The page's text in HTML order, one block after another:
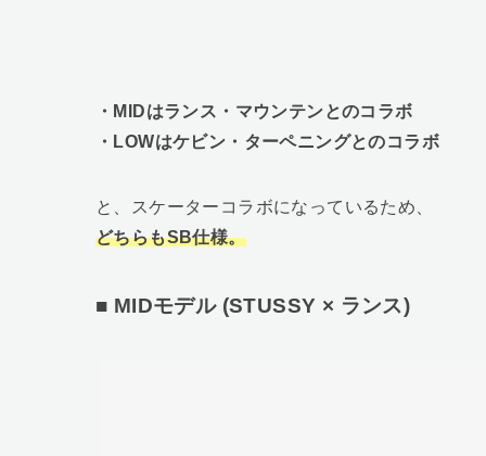
・MIDはランス・マウンテンとのコラボ
・LOWはケビン・ターペニングとのコラボ
と、スケーターコラボになっているため、
どちらもSB仕様。
■ MIDモデル (STUSSY × ランス)